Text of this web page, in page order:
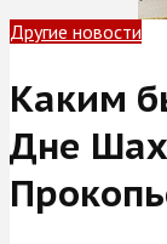
Другие новости
Каким
Дне